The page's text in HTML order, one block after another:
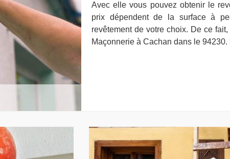
Avec elle vous pouvez obtenir le
prix dépendent de la surface à
revêtement de votre choix. De ce
Maçonnerie à Cachan dans le